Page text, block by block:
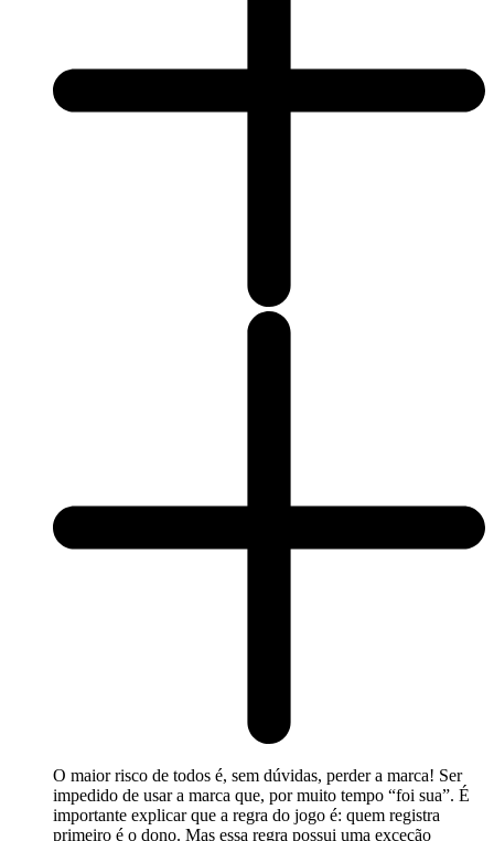
O maior risco de todos é, sem dúvidas, perder a marca! Ser
impedido de usar a marca que, por muito tempo “foi sua”. É
importante explicar que a regra do jogo é: quem registra
primeiro é o dono. Mas essa regra possui uma exceção